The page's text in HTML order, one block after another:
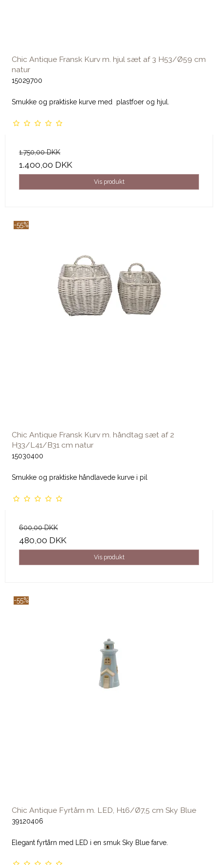
Chic Antique Fransk Kurv m. hjul sæt af 3 H53/Ø59 cm
natur
15029700
Smukke og praktiske kurve med plastfoer og hjul.
1.750,00 DKK
1.400,00 DKK
Vis produkt
-55%
Chic Antique Fransk Kurv m. håndtag sæt af 2
H33/L41/B31 cm natur
15030400
Smukke og praktiske håndlavede kurve i pil
600,00 DKK
480,00 DKK
Vis produkt
-55%
Chic Antique Fyrtårn m. LED, H16/Ø7,5 cm Sky Blue
39120406
Elegant fyrtårn med LED i en smuk Sky Blue farve.